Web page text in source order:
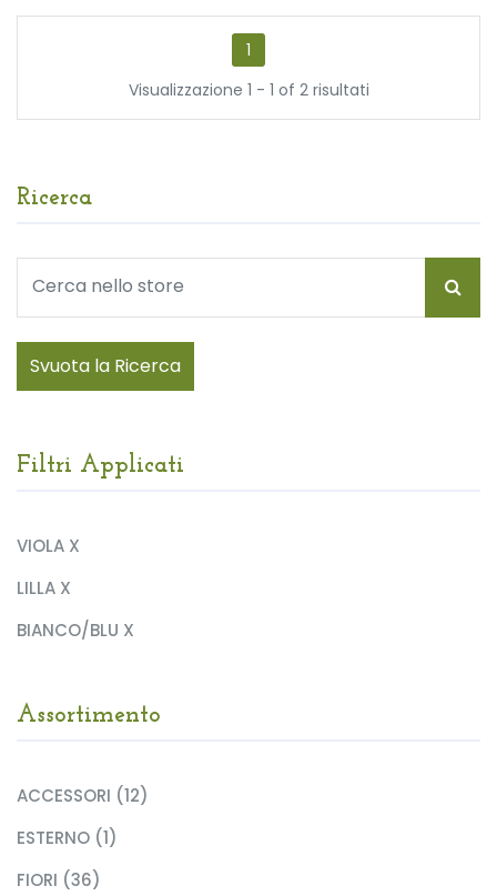
1
Visualizzazione 1 - 1 of 2 risultati
Ricerca
Svuota la Ricerca
Filtri Applicati
VIOLA X
LILLA X
BIANCO/BLU X
Assortimento
ACCESSORI (12)
ESTERNO (1)
FIORI (36)